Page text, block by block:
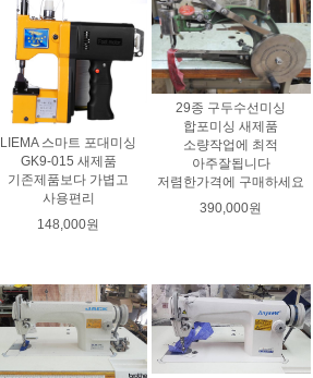
LIEMA 스마트 포대미싱
GK9-015 새제품
기존제품보다 가볍고
사용편리
148,000원
29종 구두수선미싱
합포미싱 새제품
소량작업에 최적
아주잘됩니다
저렴한가격에 구매하세요
390,000원